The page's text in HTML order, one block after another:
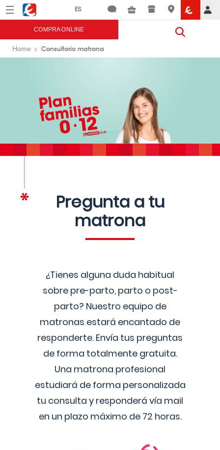
Menú Eroski
COMPRA ONLINE
Home Consultorio matrona
Pregunta a tu
matrona
¿Tienes alguna duda habitual
sobre pre-parto, parto o post-
parto? Nuestro equipo de
matronas estará encantado de
responderte. Envía tus preguntas
de forma totalmente gratuita.
Una matrona profesional
estudiará de forma personalizada
tu consulta y responderá vía mail
en un plazo máximo de 72 horas.